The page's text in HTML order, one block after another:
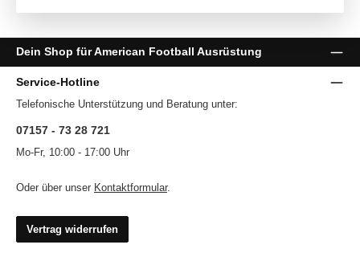
Dein Shop für American Football Ausrüstung
Service-Hotline
Telefonische Unterstützung und Beratung unter:
07157 - 73 28 721
Mo-Fr, 10:00 - 17:00 Uhr
Oder über unser Kontaktformular.
Vertrag widerrufen